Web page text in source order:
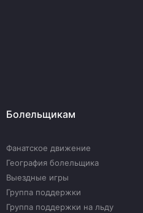
Болельщикам
Фанатское движение
География болельщика
Выездные игры
Группа поддержки
Группа поддержки на льду